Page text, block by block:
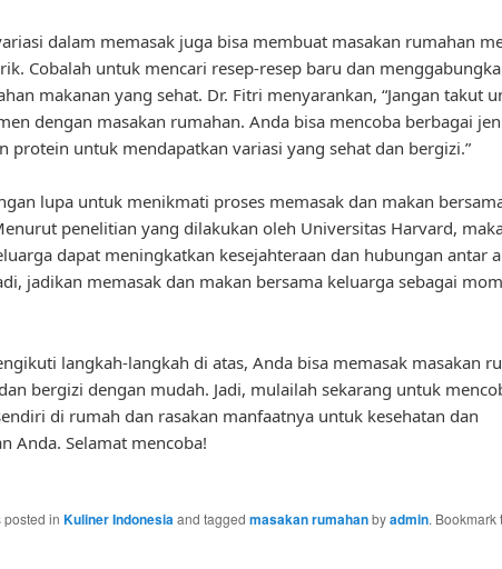
dalam memasak juga bisa membuat masakan rumahan
Cobalah untuk mencari resep-resep baru dan
makanan yang sehat. Dr. Fitri menyarankan, “Jangan takut
dengan masakan rumahan. Anda bisa mencoba berbagai
protein untuk mendapatkan variasi yang sehat dan bergizi.”
lupa untuk menikmati proses memasak dan makan
penelitian yang dilakukan oleh Universitas Harvard,
dapat meningkatkan kesejahteraan dan hubungan antar
jadikan memasak dan makan bersama keluarga sebagai
langkah-langkah di atas, Anda bisa memasak masakan
bergizi dengan mudah. Jadi, mulailah sekarang untuk
di rumah dan rasakan manfaatnya untuk kesehatan dan
Anda. Selamat mencoba!
posted in Kuliner Indonesiaand tagged masakan rumahanbyadmin. Bookmark